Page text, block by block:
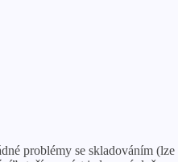
problémy se skladováním